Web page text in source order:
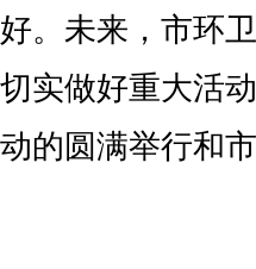
好。未来，市环
切实做好重大活
动的圆满举行和